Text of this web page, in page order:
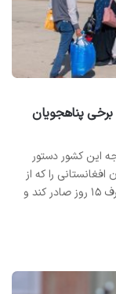
برخی پناهجویان
این کشور دستور
را که از
نیروهای امریکایی در افغانستان حمایت کرده‌اند، ظرف ۱۵ روز صادر کند و